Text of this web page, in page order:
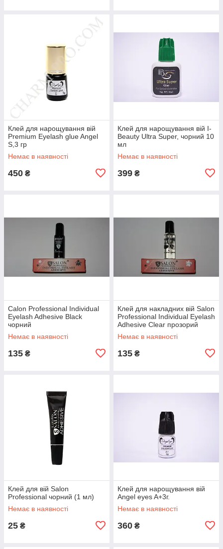
Клей для нарощування вій
Premium Eyelash glue Angel
S,3 гр
Немає в наявності
450 ₴
Клей для нарощування вій I-
Beauty Ultra Super, чорний 10
мл
Немає в наявності
399 ₴
Calon Professional Individual
Eyelash Adhesive Black
чорний
Немає в наявності
135 ₴
Клей для накладних вій Salon
Professional Individual Eyelash
Adhesive Clear прозорий
Немає в наявності
135 ₴
Клей для вій Salon
Professional чорний (1 мл)
Немає в наявності
25 ₴
Клей для нарощування вій
Angel eyes A+3г.
Немає в наявності
360 ₴